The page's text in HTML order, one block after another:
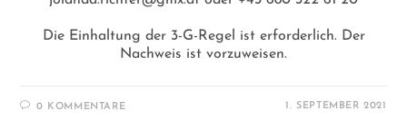
Die Einhaltung der 3-G-Regel ist erforderlich. Der
Nachweis ist vorzuweisen.
0 KOMMENTARE 1. SEPTEMBER 2021